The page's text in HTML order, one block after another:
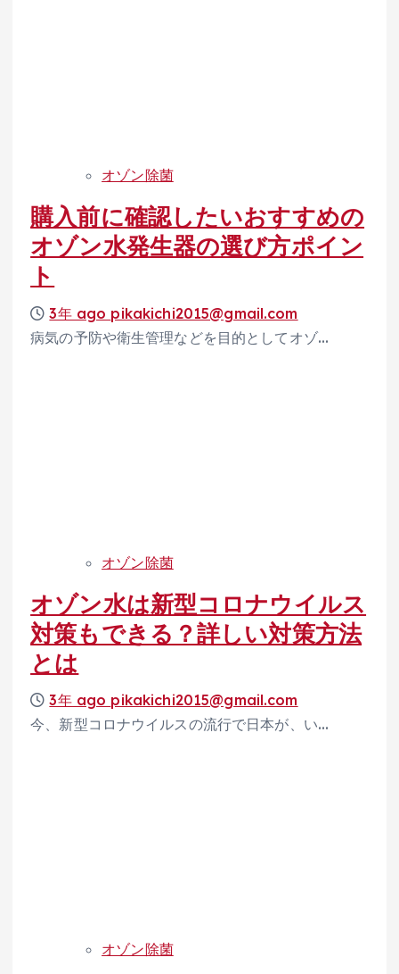
オゾン除菌
購入前に確認したいおすすめの
オゾン水発生器の選び方ポイン
ト
3年 ago pikakichi2015@gmail.com
病気の予防や衛生管理などを目的としてオゾ…
オゾン除菌
オゾン水は新型コロナウイルス
対策もできる？詳しい対策方法
とは
3年 ago pikakichi2015@gmail.com
今、新型コロナウイルスの流行で日本が、い…
オゾン除菌